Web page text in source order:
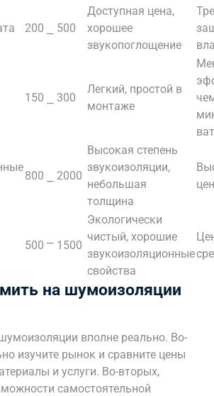
200 ⎯ 500
Доступная цена,
хорошее
звукопоглощение
150 ⎯ 300
Легкий, простой в
монтаже
800 ⎯ 2000
Высокая степень
звукоизоляции,
небольшая
толщина
500 ⎻ 1500
Экологически
чистый, хорошие
звукоизоляционные
свойства
на шумоизоляции
вполне реально. Во-
изучите рынок и сравните цены
и услуги. Во-вторых,
самостоятельной